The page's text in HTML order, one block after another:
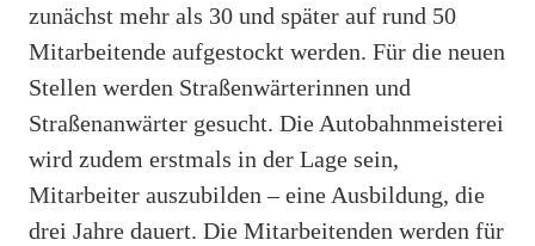
zunächst mehr als 30 und später auf rund 50
Mitarbeitende aufgestockt werden. Für die neuen
Stellen werden Straßenwärterinnen und
Straßenanwärter gesucht. Die Autobahnmeisterei
wird zudem erstmals in der Lage sein,
Mitarbeiter auszubilden – eine Ausbildung, die
drei Jahre dauert. Die Mitarbeitenden werden für